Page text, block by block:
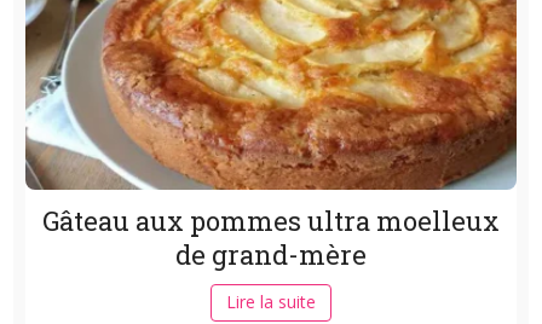
Gâteau aux pommes ultra moelleux
de grand-mère
Lire la suite